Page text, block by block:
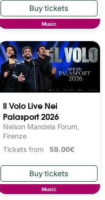
Music
Il Volo Live Nei
Palasport 2026
Nelson Mandela Forum,
Firenze
Tickets from 59.00€
Music